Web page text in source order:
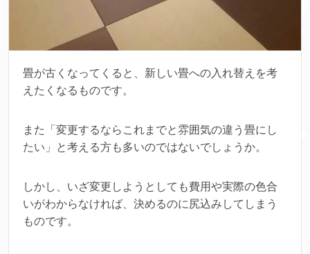
畳が古くなってくると、新しい畳への入れ替えを考
えたくなるものです。
また「変更するならこれまでと雰囲気の違う畳にし
たい」と考える方も多いのではないでしょうか。
しかし、いざ変更しようとしても費用や実際の色合
いがわからなければ、決めるのに尻込みしてしまう
ものです。